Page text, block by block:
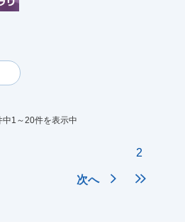
中1～20件を表示中
2
次へ